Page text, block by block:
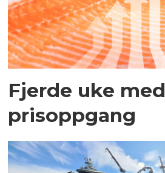
Fjerde uke med
prisoppgang